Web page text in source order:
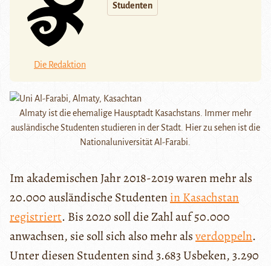
Die Redaktion
Studenten
Almaty ist die ehemalige Hausptadt Kasachstans. Immer mehr
ausländische Studenten studieren in der Stadt. Hier zu sehen ist die
Nationaluniversität Al-Farabi.
Im akademischen Jahr 2018-2019 waren mehr als
20.000 ausländische Studentenin Kasachstan
registriert. Bis 2020 soll die Zahl auf 50.000
anwachsen, sie soll sich also mehr alsverdoppeln.
Unter diesen Studenten sind 3.683 Usbeken, 3.290